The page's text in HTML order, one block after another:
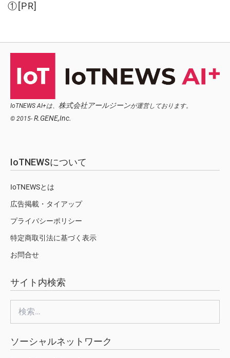
①[PR]
IoTNEWS AI+は、 株式会社アールジーンが運営しております。
© 2015- R.GENE,Inc.
IoTNEWSについて
IoTNEWSとは
広告掲載・タイアップ
プライバシーポリシー
特定商取引法に基づく表示
お問合せ
サイト内検索
索:
ソーシャルネットワーク